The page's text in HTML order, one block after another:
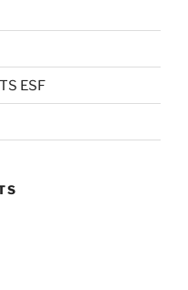
ESF